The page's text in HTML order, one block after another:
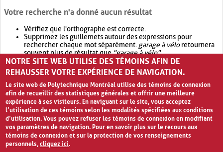
Votre recherche n'a donné aucun résultat
Vérifiez que l'orthographe est correcte.
Supprimez les guillemets autour des expressions pour
rechercher chaque mot séparément. garage à véloretournera
souvent plus de résultat que"garage à vélo".
Envisagez d'élargir votre recherche avec OR.garage OR vélo
retournera souvent plus de résultat quegarage à vélo
NOTRE SITE WEB UTILISE DES TÉMOINS AFIN DE
REHAUSSER VOTRE EXPÉRIENCE DE NAVIGATION.
Le site web de Polytechnique Montréal utilise des témoins de connexion
afin de recueillir des statistiques générales et offrir une meilleure
expérience à ses visiteurs. En naviguant sur le site, vous acceptez
l’utilisation de ces témoins selon les modalités spécifiées aux conditions
d’utilisation. Vous pouvez refuser les témoins de connexion en modifiant
vos paramètres de navigation. Pour en savoir plus sur le recours aux
témoins de connexion et sur la protection de vos renseignements
personnels,cliquez ici.